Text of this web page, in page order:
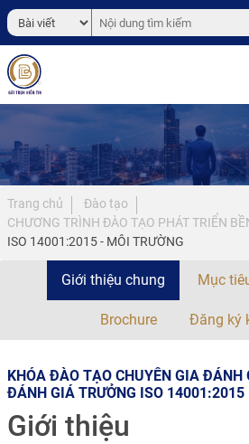
Trang chủ
Đào tạo
CHƯƠNG TRÌNH ĐÀO TẠO PHÁT TRIỂN
ISO 14001:2015 - MÔI TRƯỜNG
Giới thiệu chung Mục
Brochure Đăng ký
KHÓA ĐÀO TẠO CHUYÊN GIA ĐÁNH
ĐÁNH GIÁ TRƯỞNG ISO 14001:2015
Giới thiệu